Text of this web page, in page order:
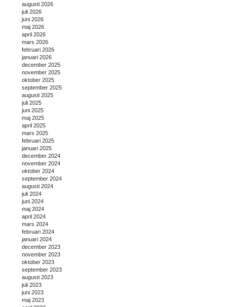
augusti 2026
juli 2026
juni 2026
maj 2026
april 2026
mars 2026
februari 2026
januari 2026
december 2025
november 2025
oktober 2025
september 2025
augusti 2025
juli 2025
juni 2025
maj 2025
april 2025
mars 2025
februari 2025
januari 2025
december 2024
november 2024
oktober 2024
september 2024
augusti 2024
juli 2024
juni 2024
maj 2024
april 2024
mars 2024
februari 2024
januari 2024
december 2023
november 2023
oktober 2023
september 2023
augusti 2023
juli 2023
juni 2023
maj 2023